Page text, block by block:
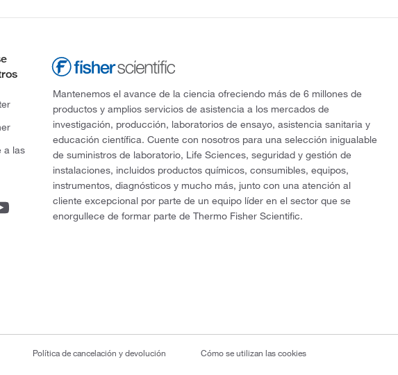
a las
Mantenemos el avance de la ciencia ofreciendo más de 6 millones de
productos y amplios servicios de asistencia a los mercados de
investigación, producción, laboratorios de ensayo, asistencia sanitaria y
educación científica. Cuente con nosotros para una selección inigualable
de suministros de laboratorio, Life Sciences, seguridad y gestión de
instalaciones, incluidos productos químicos, consumibles, equipos,
instrumentos, diagnósticos y mucho más, junto con una atención al
cliente excepcional por parte de un equipo líder en el sector que se
enorgullece de formar parte de Thermo Fisher Scientific.
Política de cancelación y devolución Cómo se utilizan las cookies